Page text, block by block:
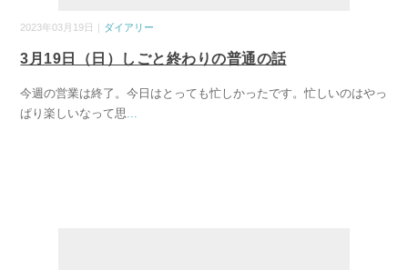
2023年03月19日｜ ダイアリー
3月19日（日）しごと終わりの普通の話
今週の営業は終了。今日はとっても忙しかったです。忙しいのはやっ
ぱり楽しいなって思...